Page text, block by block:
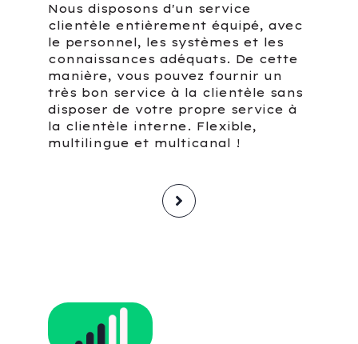
Nous disposons d'un service
clientèle entièrement équipé, avec
le personnel, les systèmes et les
connaissances adéquats. De cette
manière, vous pouvez fournir un
très bon service à la clientèle sans
disposer de votre propre service à
la clientèle interne. Flexible,
multilingue et multicanal !